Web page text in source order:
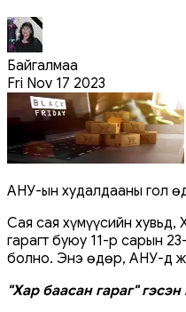
Байгалмаа
Fri Nov 17 2023
АНУ-ын худалдааны гол
Сая сая хүмүүсийн
гарагт буюу 11-р сарын
болно. Энэ өдөр, АНУ-д
"Хар баасан гараг"